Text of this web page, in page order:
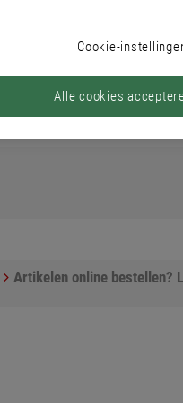
Meld u aan om een product te
Artikelen online bestellen?
Cookie-
Alle cookies